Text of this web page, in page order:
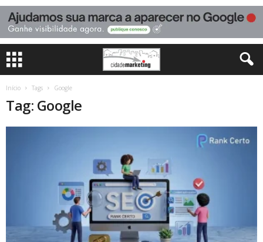
Início Tags Google
Tag: Google